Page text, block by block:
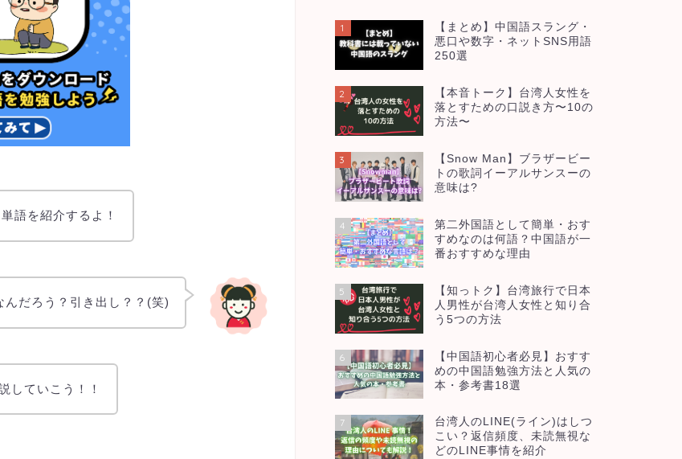
語を紹介するよ！
んだろう？引き出し？？(笑)
していこう！！
1
【まとめ】中国語スラング・
悪口や数字・ネットSNS用語
250選
2
【本音トーク】台湾人女性を
落とすための口説き方〜10の
方法〜
3
【Snow Man】ブラザービー
トの歌詞イーアルサンスーの
意味は?
4
第二外国語として簡単・おす
すめなのは何語？中国語が一
番おすすめな理由
5
【知っトク】台湾旅行で日本
人男性が台湾人女性と知り合
う5つの方法
6
【中国語初心者必見】おすす
めの中国語勉強方法と人気の
本・参考書18選
7
台湾人のLINE(ライン)はしつ
こい？返信頻度、未読無視な
どのLINE事情を紹介